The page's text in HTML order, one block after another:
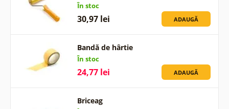
În stoc
30,97 lei ADAUGĂ
Bandă de hârtie
În stoc
24,77 lei ADAUGĂ
Briceag